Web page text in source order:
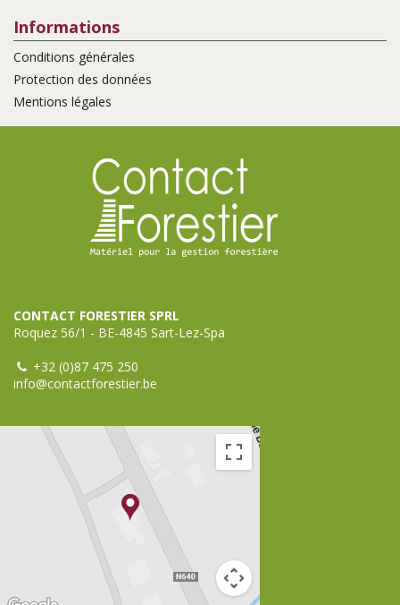
Informations
Conditions générales
Protection des données
Mentions légales
CONTACT FORESTIER SPRL
Roquez 56/1 - BE-4845 Sart-Lez-Spa
+32 (0)87 475 250
info@contactforestier.be